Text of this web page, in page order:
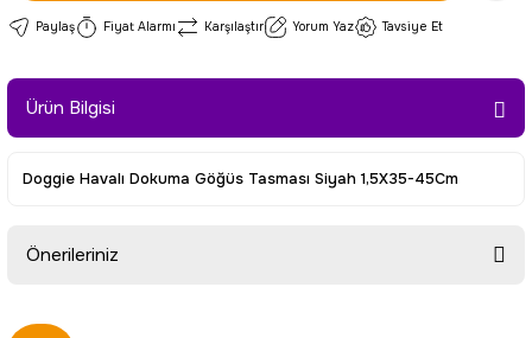
Paylaş Fiyat Alarmı Karşılaştır Yorum Yaz Tavsiye Et
Ürün Bilgisi
Doggie Havalı Dokuma Göğüs Tasması Siyah 1,5X35-45Cm
Önerileriniz
Bu ürünün fiyat bilgisi, resim, ürün açıklamalarında ve diğer